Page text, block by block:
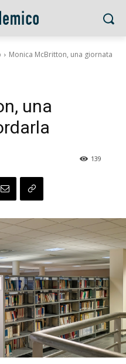
Monica McBritton, una giornata
una
139